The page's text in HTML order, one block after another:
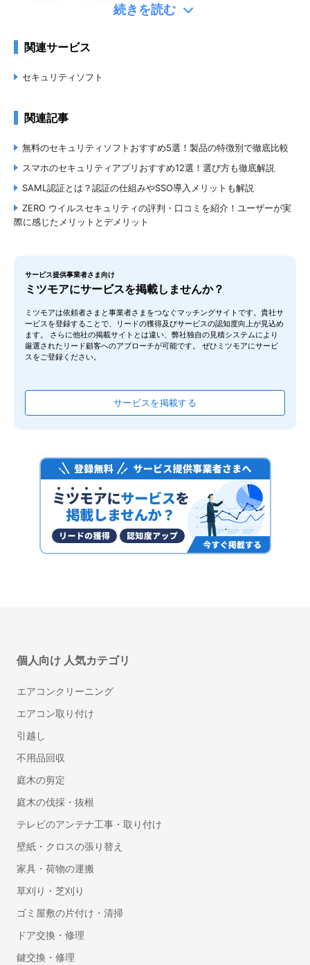
メール保護
マルウェアスキャン
ファイアウォールシステム
その他機能
自動アップデート
アバスト
Kaspersky（カスペルスキー）
株式会社カスペルスキー
エムオーテックス株式会社 （MOTEX Inc.）
マカフィー リブセーフ
マカフィー株式会社 (McAfee Co., Ltd.)
続きを読む
関連サービス
セキュリティソフト
関連記事
無料のセキュリティソフトおすすめ5選！製品の特徴別で徹底比較
スマホのセキュリティアプリおすすめ12選！選び方も徹底解説
SAML認証とは？認証の仕組みやSSO導入メリットも解説
ZERO ウイルスセキュリティの評判・口コミを紹介！ユーザーが実
際に感じたメリットとデメリット
サービス提供事業者さま向け
ミツモアにサービスを掲載しませんか？
ミツモアは依頼者さまと事業者さまをつなぐマッチングサイトです。貴社サ
ービスを登録することで、リードの獲得及びサービスの認知度向上が見込め
ます。 さらに他社の掲載サイトとは違い、弊社独自の見積システムにより
厳選されたリード顧客へのアプローチが可能です。 ぜひミツモアにサービ
スをご登録ください。
サービスを掲載する
個人向け 人気カテゴリ
エアコンクリーニング
エアコン取り付け
引越し
不用品回収
庭木の剪定
庭木の伐採・抜根
テレビのアンテナ工事・取り付け
壁紙・クロスの張り替え
家具・荷物の運搬
草刈り・芝刈り
ゴミ屋敷の片付け・清掃
ドア交換・修理
鍵交換・修理